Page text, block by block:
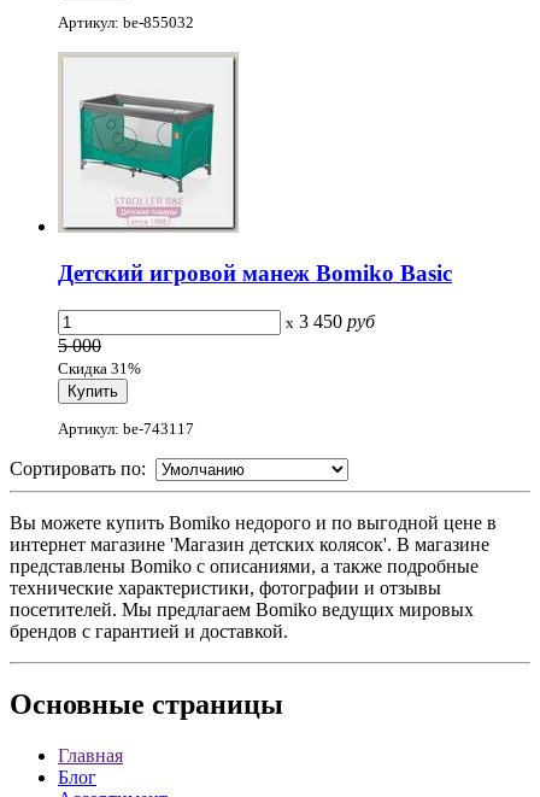
Артикул: be-855032
Детский игровой манеж Bomiko Basic
x 3 450 руб
5 000
Скидка 31%
Артикул: be-743117
Сортировать по:
Вы можете купить Bomiko недорого и по выгодной цене в
интернет магазине 'Магазин детских колясок'. В магазине
представлены Bomiko с описаниями, а также подробные
технические характеристики, фотографии и отзывы
посетителей. Мы предлагаем Bomiko ведущих мировых
брендов с гарантией и доставкой.
Основные страницы
Главная
Блог